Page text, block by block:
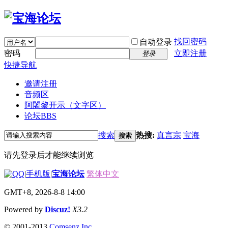
自动登录 找回密码
密码
登录
立即注册
快捷导航
邀请注册
音频区
阿闍黎开示（文字区）
论坛BBS
搜索 搜索 热搜: 真言宗 宝海
请先登录后才能继续浏览
|手机版|宝海论坛 繁体中文
GMT+8, 2026-8-8 14:00
Powered by Discuz! X3.2